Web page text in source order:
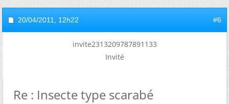
20/04/2011, 12h22 #6
invite2313209787891133
Invité
Re : Insecte type scarabé